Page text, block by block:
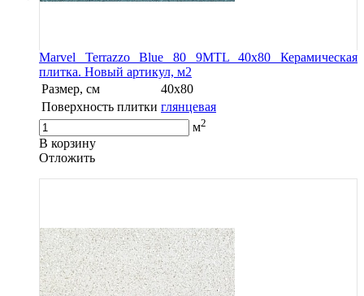
Marvel Terrazzo Blue 80 9MTL 40x80 Керамическая
плитка. Новый артикул, м2
Размер, см
40x80
Поверхность плитки глянцевая
м2
В корзину
Oтложить